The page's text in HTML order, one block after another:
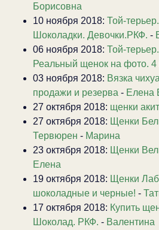
Борисовна
10 ноября 2018: Той-
Шоколадки. Девочки.РКФ. -
06 ноября 2018: Той-
Реальный щенок на фото. 4
03 ноября 2018: Вязка
продажи и резерва - Елена
27 октября 2018: щенки
27 октября 2018: Щенки
Тервюрен - Марина
23 октября 2018: Щенки
Елена
19 октября 2018: Щенки
шоколадные и черные! -
17 октября 2018: Купить
Шоколад. РКФ. - Валентина